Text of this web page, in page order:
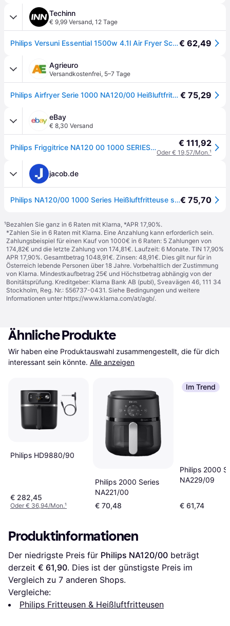
Techinn
€ 9,99 Versand, 12 Tage
Philips Versuni Essential 1500w 4.1l Air Fryer Schwarz 4.1 Liters / EU Plug 220V€ 62,49
Agrieuro
Versandkostenfrei, 5–7 Tage
Philips Airfryer Serie 1000 NA120/00 Heißluftfritteuse 4,2 Liter € 75,29
eBay
€ 8,30 Versand
Philips Friggitrice NA120 00 1000 SERIES Airfryer Schwarz Elektrische Fritteuse € 111,92
Oder € 19,57/Mon.¹
jacob.de
Philips NA120/00 1000 Series Heißluftfritteuse schwarz (NA120/00)€ 75,70
¹Bezahlen Sie ganz in 6 Raten mit Klarna, *APR 17,90%.
*Zahlen Sie in 6 Raten mit Klarna. Eine Anzahlung kann erforderlich sein.
Zahlungsbeispiel für einen Kauf von 1000€ in 6 Raten: 5 Zahlungen von
174,82€ und die letzte Zahlung von 174,81€. Laufzeit: 6 Monate. TIN 17,90%
APR 17,90%. Gesamtbetrag 1048,91€. Zinsen: 48,91€. Dies gilt nur für in
Österreich lebende Personen über 18 Jahre. Vorbehaltlich der Zustimmung
von Klarna. Mindestkaufbetrag 25€ und Höchstbetrag abhängig von der
Bonitätsprüfung. Kreditgeber: Klarna Bank AB (publ), Sveavägen 46, 111 34
Stockholm, Reg. Nr.: 556737-0431. Siehe Bedingungen und weitere
Informationen unter https://www.klarna.com/at/agb/.
Ähnliche Produkte
Wir haben eine Produktauswahl zusammengestellt, die für dich
interessant sein könnte. Alle anzeigen
Philips HD9880/90
€ 282,45
Oder € 36,94/Mon.¹
Philips 2000 Series
NA221/00
€ 70,48
Im Trend
Philips 2000
NA229/09
€ 61,74
Produktinformationen
Der niedrigste Preis für Philips NA120/00 beträgt
derzeit € 61,90. Dies ist der günstigste Preis im
Vergleich zu 7 anderen Shops.
Vergleiche:
Philips Fritteusen & Heißluftfritteusen